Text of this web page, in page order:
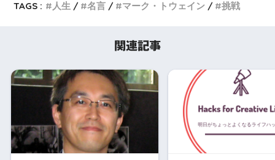
TAGS :
人生 名言 マーク・トウェイン 挑戦
関連記事